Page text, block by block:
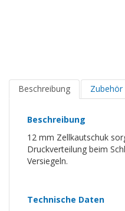
Beschreibung Zubehör
Beschreibung
12 mm Zellkautschuk
Druckverteilung beim
Versiegeln.
Technische Daten